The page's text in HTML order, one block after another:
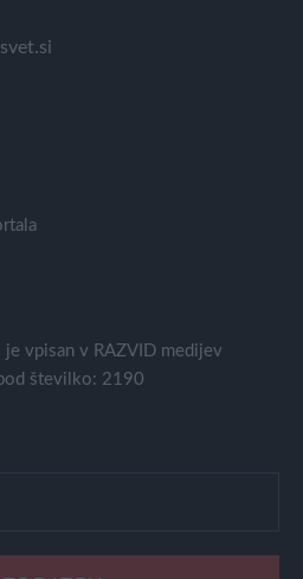
vpisan v RAZVID medijev
številko: 2190